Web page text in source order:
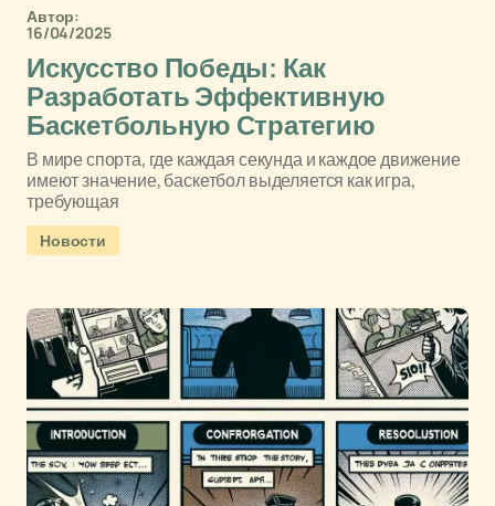
Автор:
16/04/2025
Искусство Победы: Как
Разработать Эффективную
Баскетбольную Стратегию
В мире спорта, где каждая секунда и каждое движение
имеют значение, баскетбол выделяется как игра,
требующая
Новости